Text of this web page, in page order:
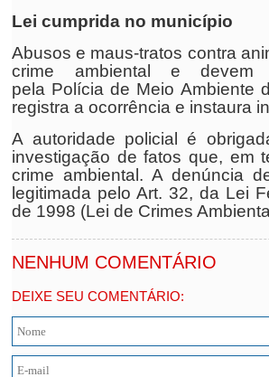
Lei cumprida no município
Abusos e maus-tratos contra
crime ambiental e devem
pela Polícia de Meio Ambiente
registra a ocorrência e instaura
A autoridade policial é
investigação de fatos que, em
crime ambiental. A denúncia
legitimada pelo Art. 32, da Lei
de 1998 (Lei de Crimes
NENHUM COMENTÁRIO
DEIXE SEU COMENTÁRIO: